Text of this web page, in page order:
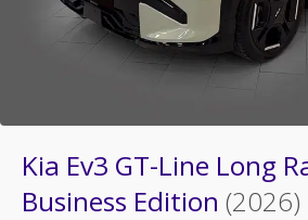
Kia Ev3 GT-Line Long
Business Edition (2026)